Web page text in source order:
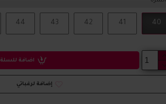
40
41
42
43
44
اضافة للسلة
إضافة لرغباتي